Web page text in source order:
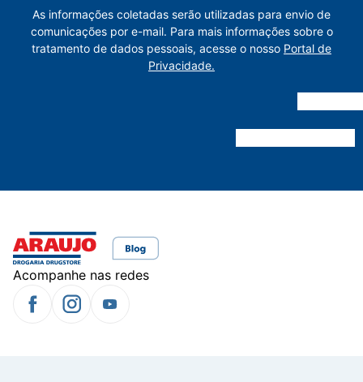
As informações coletadas serão utilizadas para envio de
comunicações por e-mail. Para mais informações sobre o
tratamento de dados pessoais, acesse o nosso Portal de
Privacidade.
Acompanhe nas redes